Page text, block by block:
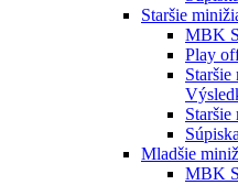
Staršie
MBK
Play
Mladšie
MBK